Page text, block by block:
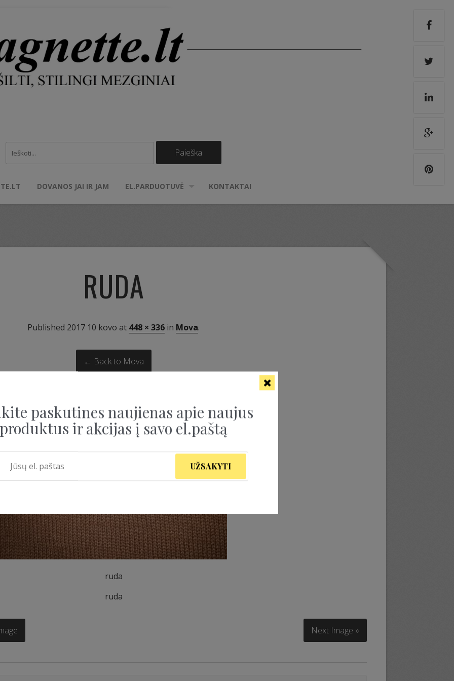
DOVANOS JAI IR JAM EL.PARDUOTUVĖ KONTAKTAI
RUDA
Published 2017 10 kovo at 448 × 336 in Mova.
← Back to Mova
ruda
ruda
Next Image »
paskutines naujienas apie naujus
produktus ir akcijas į savo el.paštą
UŽSAKYTI